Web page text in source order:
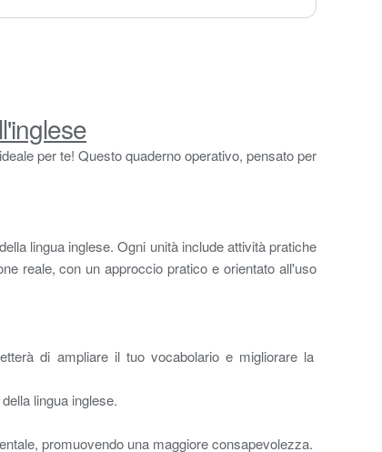
per te! Questo quaderno operativo, pensato per
lingua inglese. Ogni unità include attività pratiche
reale, con un approccio pratico e orientato all'uso
di ampliare il tuo vocabolario e migliorare la
lingua inglese.
promuovendo una maggiore consapevolezza.